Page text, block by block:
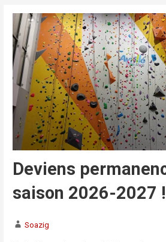
Deviens
saison 2026-2027 !
Soazig